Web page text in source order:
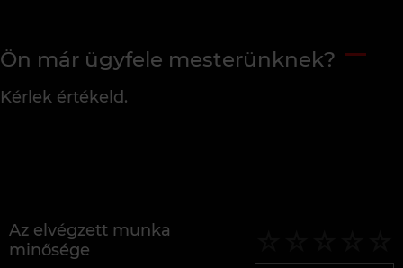
Ön már ügyfele mesterünknek?
Kérlek értékeld.
Az elvégzett munka
minősége